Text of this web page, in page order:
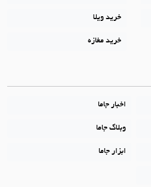
خرید ویلا
خرید مغازه
اخبار جاما
وبلاگ جاما
ابزار جاما